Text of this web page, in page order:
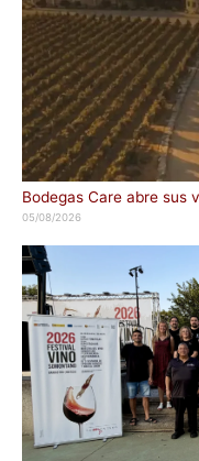
Bodegas Care abre sus
05/08/2026